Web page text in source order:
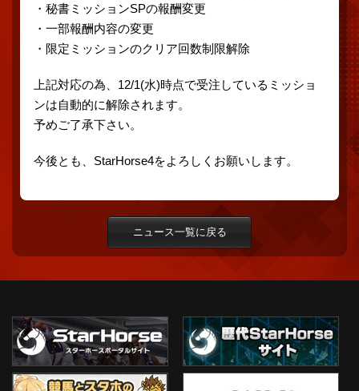
・秘書ミッションSPの報酬変更
・一部報酬内容の変更
・限定ミッションのクリア回数制限解除
上記対応の為、12/1(水)時点で受注しているミッショ
ンは自動的に解除されます。
予めご了承下さい。
今後とも、StarHorse4をよろしくお願いします。
ニュース一覧に戻る